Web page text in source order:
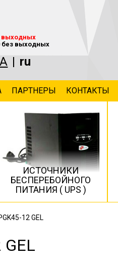
выходных
без выходных
| ru
ПАРТНЕРЫ КОНТАКТЫ
ИСТОЧНИКИ
БЕСПЕРЕБОЙНОГО
ПИТАНИЯ ( UPS )
12 GEL
GEL